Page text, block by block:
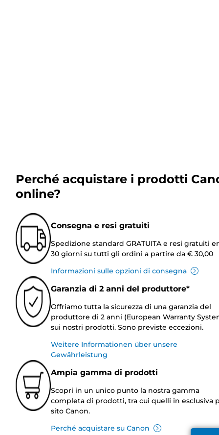
Perché acquistare i prodotti
online?
Consegna e resi gratuiti
Spedizione standard GRATUITA e resi gratuiti
30 giorni su tutti gli ordini a partire da € 30,00
Informazioni sulle opzioni di consegna
Garanzia di 2 anni del produttore*
Offriamo tutta la sicurezza di una garanzia del
produttore di 2 anni (European Warranty
sui nostri prodotti. Sono previste eccezioni.
Weitere Informationen über unsere
Gewährleistung
Ampia gamma di prodotti
Scopri in un unico punto la nostra gamma
completa di prodotti, tra cui quelli in esclusiva
sito Canon.
Perché acquistare su Canon